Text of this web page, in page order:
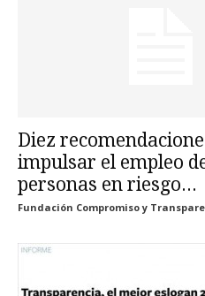
Diez
impulsar el empleo
personas en riesgo...
Fundación Compromiso y